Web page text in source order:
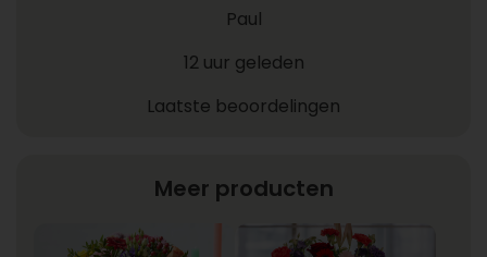
Paul
12 uur geleden
Laatste beoordelingen
Meer producten